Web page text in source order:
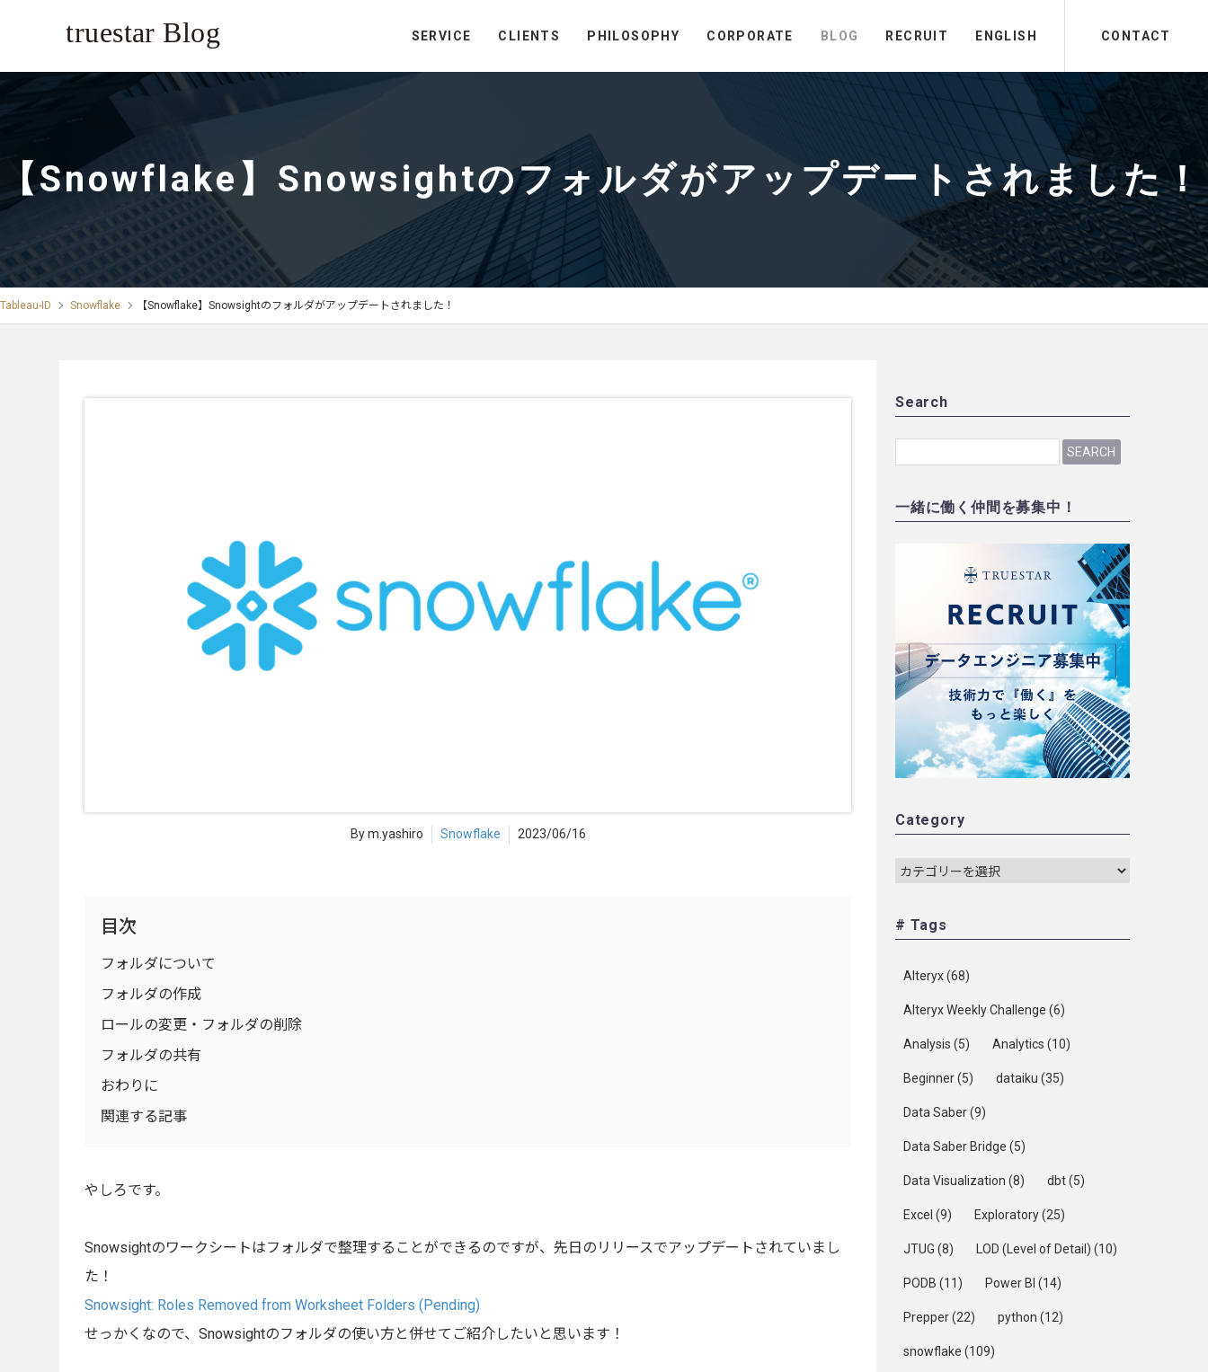
SERVICE CLIENTS PHILOSOPHY CORPORATE BLOG RECRUIT ENGLISH CONTACT
【Snowflake】Snowsightのフォルダがアップデートされました！
Tableau-ID Snowflake 【Snowflake】Snowsightのフォルダがアップデートされました！
By m.yashiro Snowflake 2023/06/16
目次
フォルダについて
フォルダの作成
ロールの変更・フォルダの削除
フォルダの共有
おわりに
関連する記事
やしろです。
Snowsightのワークシートはフォルダで整理することができるのですが、先日のリリースでアップデートされていまし
た！
Snowsight: Roles Removed from Worksheet Folders (Pending)
せっかくなので、Snowsightのフォルダの使い方と併せてご紹介したいと思います！
Search
SEARCH
一緒に働く仲間を募集中！
Category
# Tags
Alteryx(68)
Alteryx Weekly Challenge (6)
Analysis (5) Analytics (10)
Beginner(5) dataiku (35)
Data Saber(9)
Data Saber Bridge (5)
Data Visualization (8) dbt(5)
Excel (9) Exploratory(25)
JTUG (8) LOD (Level of Detail) (10)
PODB (11) Power BI (14)
Prepper(22) python (12)
snowflake (109)